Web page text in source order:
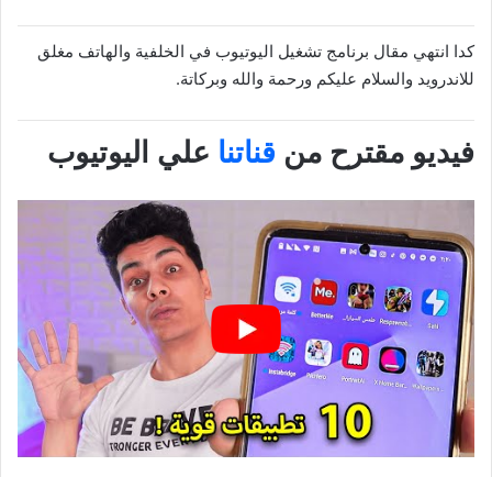
كدا انتهي مقال برنامج تشغيل اليوتيوب في الخلفية والهاتف مغلق
للاندرويد والسلام عليكم ورحمة والله وبركاتة.
فيديو مقترح من قناتنا علي اليوتيوب